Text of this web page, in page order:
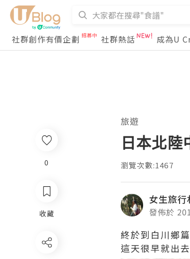
社群創作有價企劃
社群熱話 成為U
0
收藏
旅遊
日本北
瀏覽次數:1467
女生旅
發佈於
終於到白川鄉
這天很早就出